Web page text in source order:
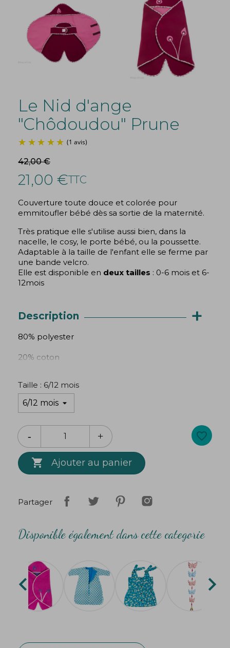
Le Nid d'ange
"Chôdoudou" Prune
42,00 €
21,00 €TTC
Couverture toute douce et colorée pour
emmitoufler bébé dès sa sortie de la maternité.
Très pratique elle s'utilise aussi bien, dans la
nacelle, le cosy, le porte bébé, ou la poussette.
Adaptable à la taille de l'enfant elle se ferme par
une bande velcro.
Elle est disponible en deux tailles : 0-6 mois et 6-
12mois
Description +
80% polyester
20% coton
Taille : 6/12 mois
 Ajouter au panier
favorite_border
Partager
Disponible également dans cette categorie
 